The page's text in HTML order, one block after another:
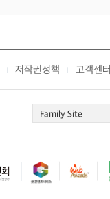
저작권정책 고객센터
Family Site